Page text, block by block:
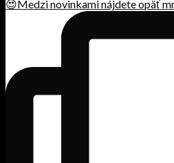
😍Medzi novinkami nájdete opäť